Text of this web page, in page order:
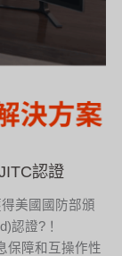
認證
美國國防部頒
認證?！
保障和互操作性